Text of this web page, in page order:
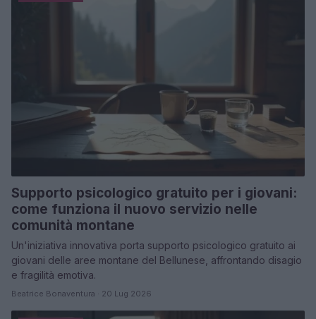
Supporto psicologico gratuito per i giovani:
come funziona il nuovo servizio nelle
comunità montane
Un'iniziativa innovativa porta supporto psicologico gratuito ai
giovani delle aree montane del Bellunese, affrontando disagio
e fragilità emotiva.
Beatrice Bonaventura · 20 Lug 2026